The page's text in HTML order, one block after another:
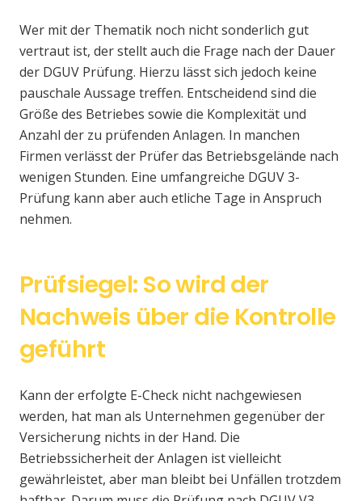
Wer mit der Thematik noch nicht sonderlich gut
vertraut ist, der stellt auch die Frage nach der Dauer
der DGUV Prüfung. Hierzu lässt sich jedoch keine
pauschale Aussage treffen. Entscheidend sind die
Größe des Betriebes sowie die Komplexität und
Anzahl der zu prüfenden Anlagen. In manchen
Firmen verlässt der Prüfer das Betriebsgelände nach
wenigen Stunden. Eine umfangreiche DGUV 3-
Prüfung kann aber auch etliche Tage in Anspruch
nehmen.
Prüfsiegel: So wird der
Nachweis über die Kontrolle
geführt
Kann der erfolgte E-Check nicht nachgewiesen
werden, hat man als Unternehmen gegenüber der
Versicherung nichts in der Hand. Die
Betriebssicherheit der Anlagen ist vielleicht
gewährleistet, aber man bleibt bei Unfällen trotzdem